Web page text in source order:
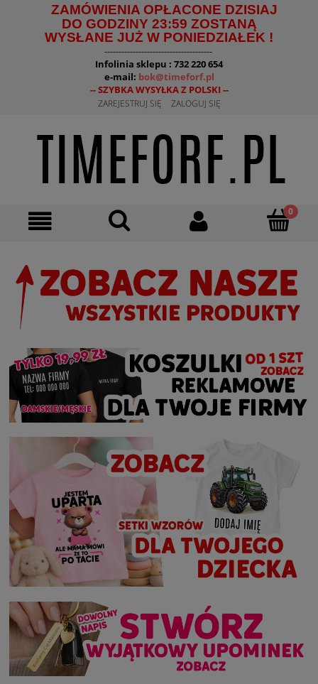
ZAMÓWIENIA OPŁACONE DZISIAJ
DO GODZINY 23:59 ZOSTANĄ
WYSŁANE JUŻ W PONIEDZIAŁEK !
--------------------------------------
Infolinia sklepu : 732 220 654
e-mail: bok@timeforf.pl
-- SZYBKA WYSYŁKA Z POLSKI --
ZAREJESTRUJ SIĘ ZALOGUJ SIĘ